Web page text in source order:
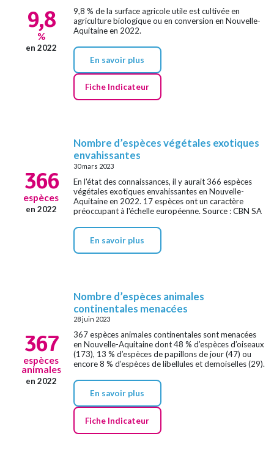
9,8
%
en 2022
9,8 % de la surface agricole utile est cultivée en
agriculture biologique ou en conversion en Nouvelle-
Aquitaine en 2022.
En savoir plus
Fiche Indicateur
366
espèces
en 2022
Nombre d’espèces végétales exotiques
envahissantes
30 mars 2023
En l'état des connaissances, il y aurait 366 espèces
végétales exotiques envahissantes en Nouvelle-
Aquitaine en 2022. 17 espèces ont un caractère
préoccupant à l'échelle européenne. Source : CBN SA
En savoir plus
367
espèces
animales
en 2022
Nombre d’espèces animales
continentales menacées
28 juin 2023
367 espèces animales continentales sont menacées
en Nouvelle-Aquitaine dont 48 % d’espèces d’oiseaux
(173), 13 % d’espèces de papillons de jour (47) ou
encore 8 % d’espèces de libellules et demoiselles (29).
En savoir plus
Fiche Indicateur